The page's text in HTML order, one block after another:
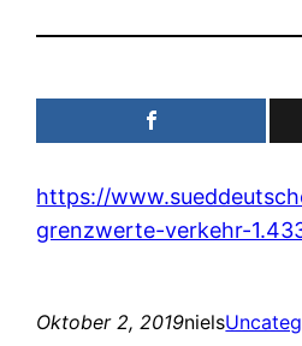
https://
grenzwerte-verkehr-
Oktober 2, 2019niels